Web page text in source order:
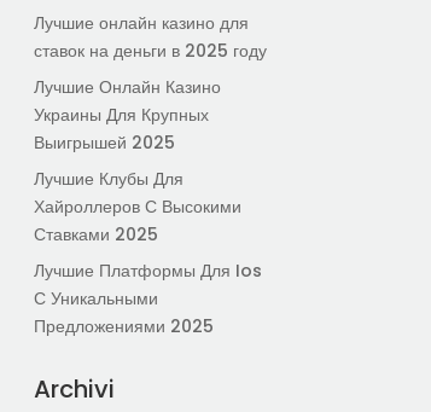
Лучшие онлайн казино для
ставок на деньги в 2025 году
Лучшие Онлайн Казино
Украины Для Крупных
Выигрышей 2025
Лучшие Клубы Для
Хайроллеров С Высокими
Ставками 2025
Лучшие Платформы Для Ios
С Уникальными
Предложениями 2025
Archivi